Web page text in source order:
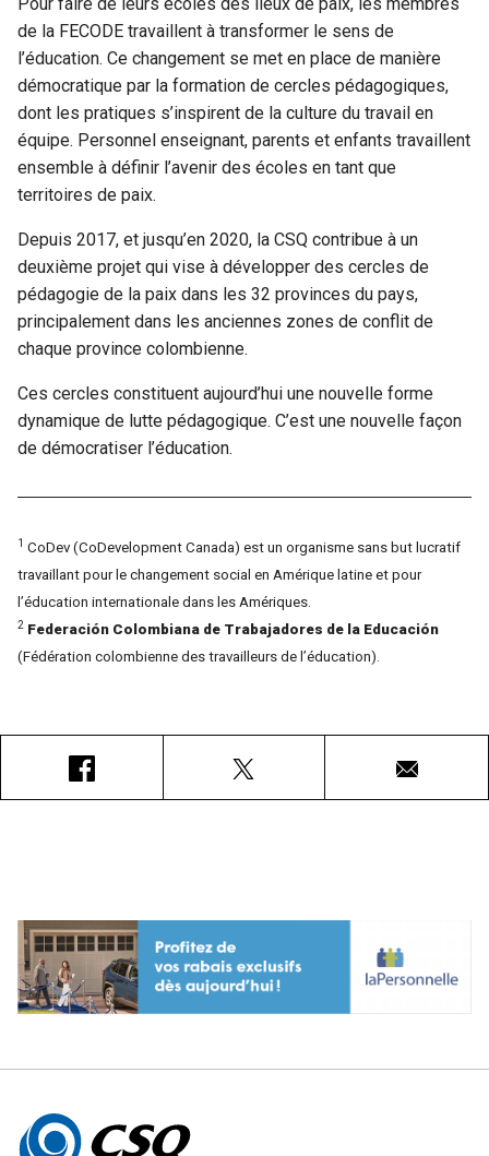
Pour faire de leurs écoles des lieux de paix, les membres
de la FECODE travaillent à transformer le sens de
l’éducation. Ce changement se met en place de manière
démocratique par la formation de cercles pédagogiques,
dont les pratiques s’inspirent de la culture du travail en
équipe. Personnel enseignant, parents et enfants travaillent
ensemble à définir l’avenir des écoles en tant que
territoires de paix.
Depuis 2017, et jusqu’en 2020, la CSQ contribue à un
deuxième projet qui vise à développer des cercles de
pédagogie de la paix dans les 32 provinces du pays,
principalement dans les anciennes zones de conflit de
chaque province colombienne.
Ces cercles constituent aujourd’hui une nouvelle forme
dynamique de lutte pédagogique. C’est une nouvelle façon
de démocratiser l’éducation.
1 CoDev (CoDevelopment Canada) est un organisme sans but lucratif
travaillant pour le changement social en Amérique latine et pour
l’éducation internationale dans les Amériques.
2 Federación Colombiana de Trabajadores de la Educación
(Fédération colombienne des travailleurs de l’éducation).
Courriel
Autres